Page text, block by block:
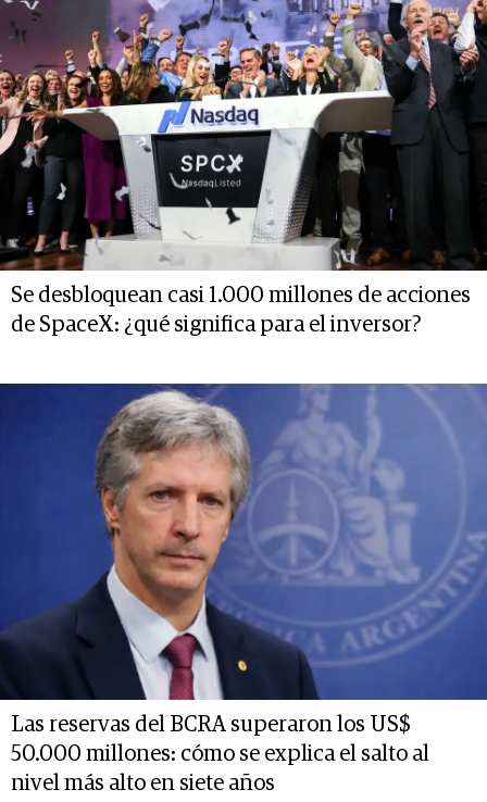
Se desbloquean casi 1.000 millones de acciones
de SpaceX: ¿qué significa para el inversor?
Las reservas del BCRA superaron los US$
50.000 millones: cómo se explica el salto al
nivel más alto en siete años